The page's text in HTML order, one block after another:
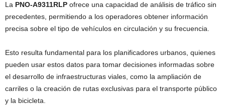
La PNO-A9311RLP ofrece una capacidad de análisis de tráfico sin
precedentes, permitiendo a los operadores obtener información
precisa sobre el tipo de vehículos en circulación y su frecuencia.
Esto resulta fundamental para los planificadores urbanos, quienes
pueden usar estos datos para tomar decisiones informadas sobre
el desarrollo de infraestructuras viales, como la ampliación de
carriles o la creación de rutas exclusivas para el transporte público
y la bicicleta.